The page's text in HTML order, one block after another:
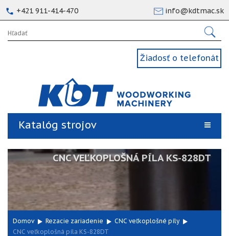
+421 911-414-470 info@kdtmac.sk
Žiadosť o telefonát
Katalóg strojov
CNC VEĽKOPLOŠNÁ PÍLA KS-828DT
Domov Rezacie zariadenie
CNC veľkoplošné píly
CNC veľkoplošná píla KS-828DT